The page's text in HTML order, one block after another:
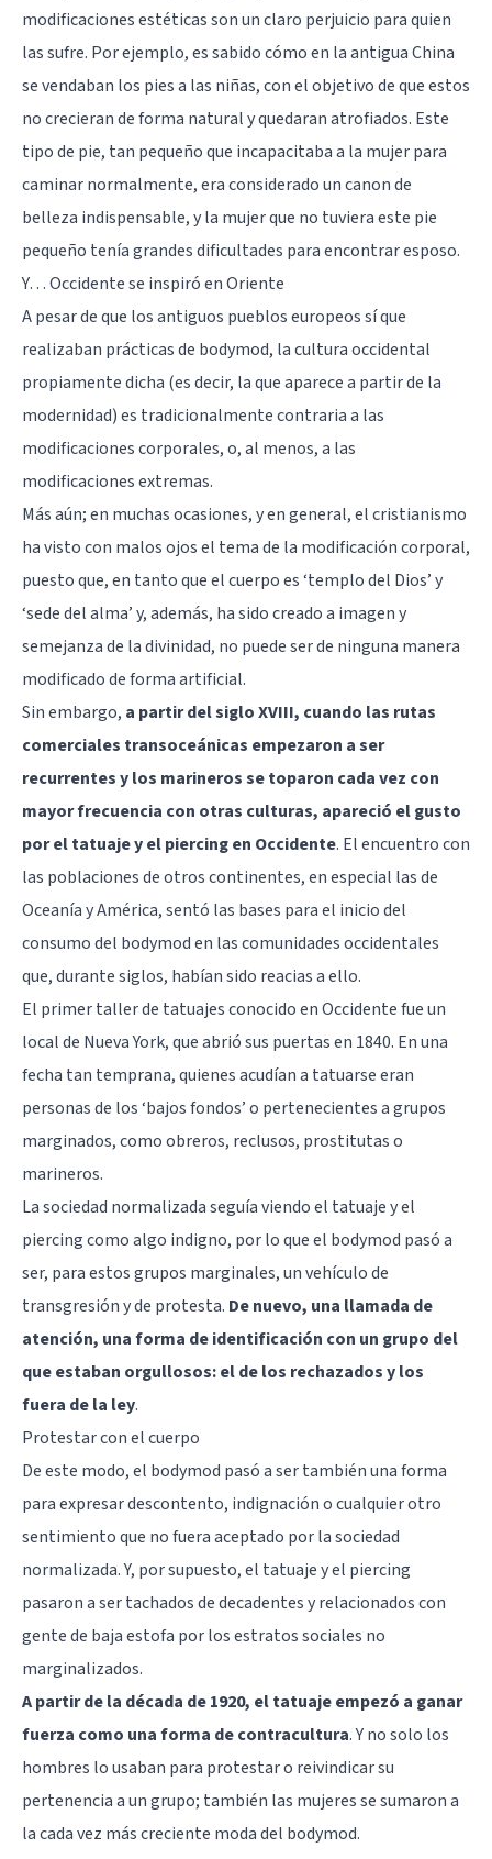
modificaciones estéticas son un claro perjuicio para quien
las sufre. Por ejemplo, es sabido cómo en la antigua China
se vendaban los pies a las niñas, con el objetivo de que estos
no crecieran de forma natural y quedaran atrofiados. Este
tipo de pie, tan pequeño que incapacitaba a la mujer para
caminar normalmente, era considerado un canon de
belleza indispensable, y la mujer que no tuviera este pie
pequeño tenía grandes dificultades para encontrar esposo.
Y… Occidente se inspiró en Oriente
A pesar de que los antiguos pueblos europeos sí que
realizaban prácticas de bodymod, la cultura occidental
propiamente dicha (es decir, la que aparece a partir de la
modernidad) es tradicionalmente contraria a las
modificaciones corporales, o, al menos, a las
modificaciones extremas.
Más aún; en muchas ocasiones, y en general, el cristianismo
ha visto con malos ojos el tema de la modificación corporal,
puesto que, en tanto que el cuerpo es ‘templo del Dios’ y
‘sede del alma’ y, además, ha sido creado a imagen y
semejanza de la divinidad, no puede ser de ninguna manera
modificado de forma artificial.
Sin embargo, a partir del siglo XVIII, cuando las rutas
comerciales transoceánicas empezaron a ser
recurrentes y los marineros se toparon cada vez con
mayor frecuencia con otras culturas, apareció el gusto
por el tatuaje y el piercing en Occidente. El encuentro con
las poblaciones de otros continentes, en especial las de
Oceanía y América, sentó las bases para el inicio del
consumo del bodymod en las comunidades occidentales
que, durante siglos, habían sido reacias a ello.
El primer taller de tatuajes conocido en Occidente fue un
local de Nueva York, que abrió sus puertas en 1840. En una
fecha tan temprana, quienes acudían a tatuarse eran
personas de los ‘bajos fondos’ o pertenecientes a grupos
marginados, como obreros, reclusos, prostitutas o
marineros.
La sociedad normalizada seguía viendo el tatuaje y el
piercing como algo indigno, por lo que el bodymod pasó a
ser, para estos grupos marginales, un vehículo de
transgresión y de protesta. De nuevo, una llamada de
atención, una forma de identificación con un grupo del
que estaban orgullosos: el de los rechazados y los
fuera de la ley.
Protestar con el cuerpo
De este modo, el bodymod pasó a ser también una forma
para expresar descontento, indignación o cualquier otro
sentimiento que no fuera aceptado por la sociedad
normalizada. Y, por supuesto, el tatuaje y el piercing
pasaron a ser tachados de decadentes y relacionados con
gente de baja estofa por los estratos sociales no
marginalizados.
A partir de la década de 1920, el tatuaje empezó a ganar
fuerza como una forma de contracultura. Y no solo los
hombres lo usaban para protestar o reivindicar su
pertenencia a un grupo; también las mujeres se sumaron a
la cada vez más creciente moda del bodymod.